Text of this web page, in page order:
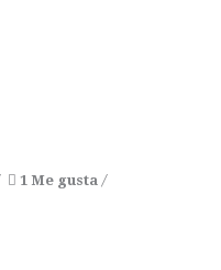
1 Me gusta